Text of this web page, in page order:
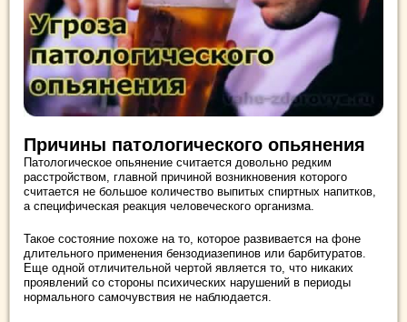
Причины патологического опьянения
Патологическое опьянение считается довольно редким
расстройством, главной причиной возникновения которого
считается не большое количество выпитых спиртных напитков,
а специфическая реакция человеческого организма.
Такое состояние похоже на то, которое развивается на фоне
длительного применения бензодиазепинов или барбитуратов.
Еще одной отличительной чертой является то, что никаких
проявлений со стороны психических нарушений в периоды
нормального самочувствия не наблюдается.